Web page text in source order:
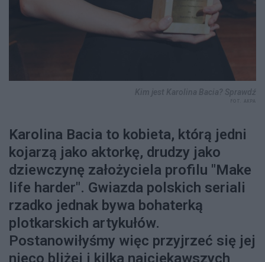
Karolina Bacia to kobieta, którą jedni
kojarzą jako aktorkę, drudzy jako
dziewczynę założyciela profilu "Make
life harder". Gwiazda polskich seriali
rzadko jednak bywa bohaterką
plotkarskich artykułów.
Postanowiłyśmy więc przyjrzeć się jej